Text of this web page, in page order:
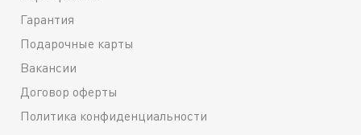
Гарантия
Подарочные карты
Вакансии
Договор оферты
Политика конфиденциальности